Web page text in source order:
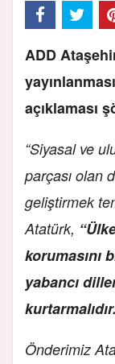
ADD
açıklaması
“Siyasal ve
parçası olan
geliştirmek
Atatürk,
korumasını
yabancı
Önderimiz